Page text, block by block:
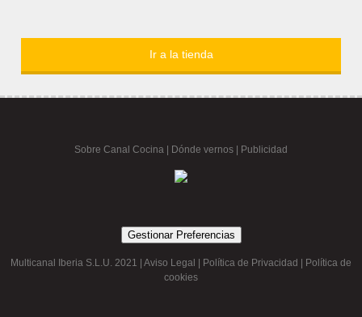
Ir a la tienda
Sobre Canal Cocina Dónde vernos | Publicidad
Gestionar Preferencias
Multicanal Iberia S.L.U. 2021 | Aviso Legal Política de Privacidad
Política de
cookies